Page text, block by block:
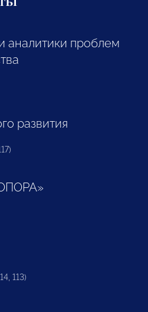
аналитики проблем
развития
113)